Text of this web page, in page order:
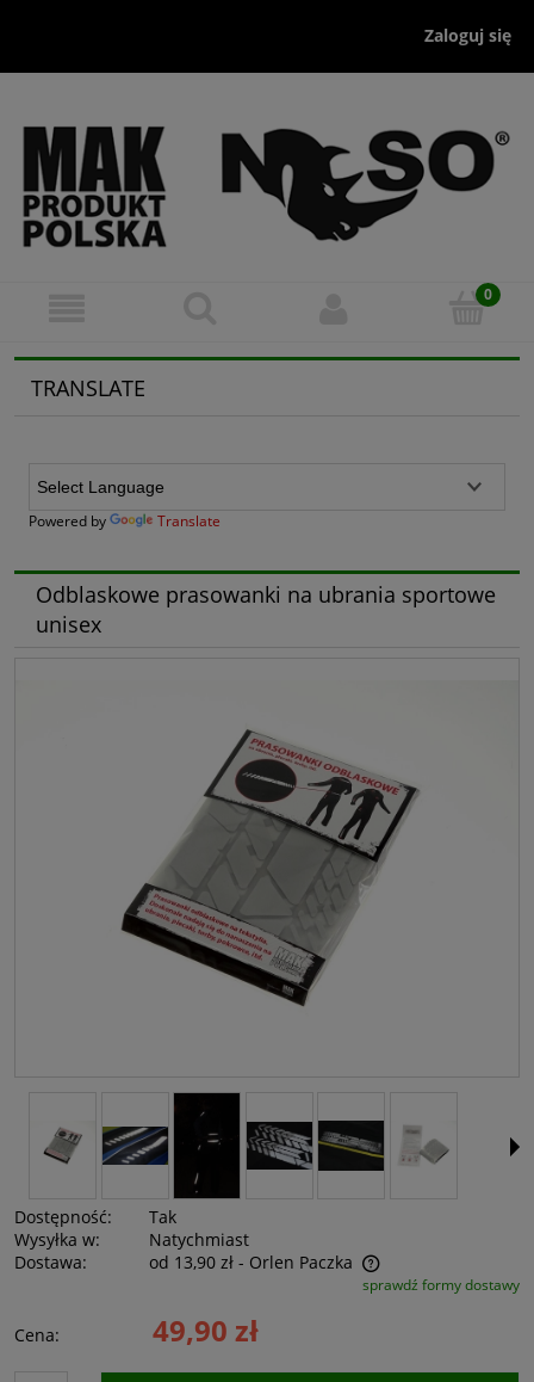
Zaloguj się
TRANSLATE
Powered by Translate
Odblaskowe prasowanki na ubrania sportowe
unisex
Dostępność:
Tak
Wysyłka w:
Natychmiast
Dostawa:
od 13,90 zł - Orlen Paczka
Cena nie zawiera ewentualnych kosztów płatnościsprawdź formy dostawy
Cena: 49,90 zł